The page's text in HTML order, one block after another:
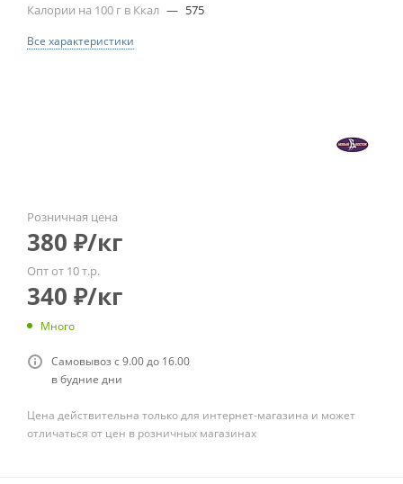
Калории на 100 г в Ккал — 575
Все характеристики
Розничная цена
380 ₽/кг
Опт от 10 т.р.
340 ₽/кг
Много
Самовывоз с 9.00 до 16.00
в будние дни
Цена действительна только для интернет-магазина и может
отличаться от цен в розничных магазинах